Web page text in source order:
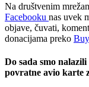
Na društvenim
Facebooku nas uvek
objave, čuvati,
donacijama preko
Do sada smo
povratne avio karte